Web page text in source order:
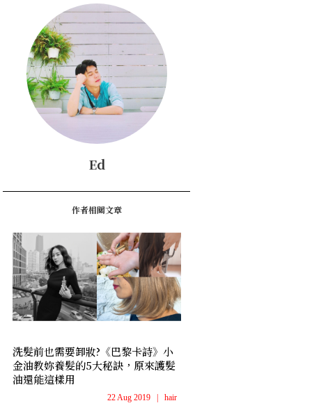
Ed
作者相關文章
洗髮前也需要卸妝?《巴黎卡詩》小
金油教妳養髮的5大秘訣，原來護髮
油還能這樣用
22 Aug 2019 | hair